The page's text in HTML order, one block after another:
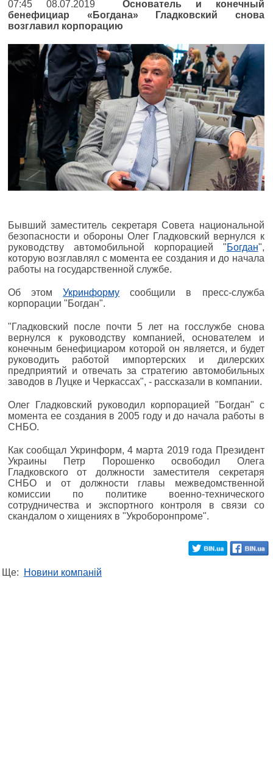
07:45 08.07.2019Основатель и конечный
бенефициар «Богдана» Гладковский снова
возглавил корпорацию
Бывший заместитель секретаря Совета национальной
безопасности и обороны Олег Гладковский вернулся к
руководству автомобильной корпорацией "Богдан",
которую возглавлял с момента ее создания и до начала
работы на государственной службе.
Об этомУкринформу сообщили в пресс-служба
корпорации "Богдан".
"Гладковский после почти 5 лет на госслужбе снова
вернулся к руководству компанией, основателем и
конечным бенефициаром которой он является, и будет
руководить работой импортерских и дилерских
предприятий и отвечать за стратегию автомобильных
заводов в Луцке и Черкассах", - рассказали в компании.
Олег Гладковский руководил корпорацией "Богдан" с
момента ее создания в 2005 году и до начала работы в
СНБО.
Как сообщал Укринформ, 4 марта 2019 года Президент
Украины Петр Порошенко освободил Олега
Гладковского от должности заместителя секретаря
СНБО и от должности главы межведомственной
комиссии по политике военно-технического
сотрудничества и экспортного контроля в связи со
скандалом о хищениях в "Укроборонпроме".
Ще: Новини компаній